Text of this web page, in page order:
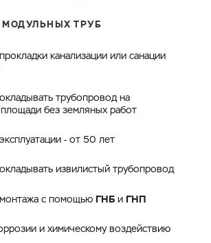
ТРУБ
канализации или санации
трубопровод на
без земляных работ
- от 50 лет
извилистый трубопровод
с помощью ГНБ и ГНП
и химическому воздействию